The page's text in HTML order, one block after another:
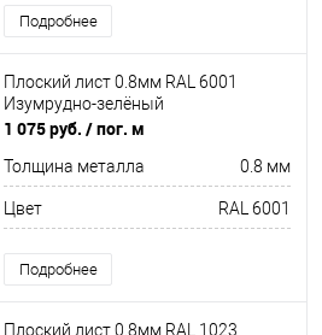
Подробнее
Плоский лист 0.8мм RAL 6001
Изумрудно-зелёный
1 075 руб. / пог. м
Толщина металла 0.8 мм
Цвет RAL 6001
Подробнее
Плоский лист 0.8мм RAL 1023